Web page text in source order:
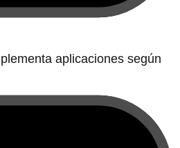
aplicaciones según